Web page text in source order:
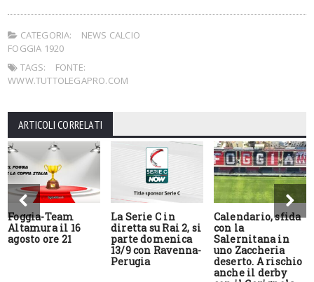
CATEGORIA:
NEWS CALCIO
FOGGIA 1920
TAGS:
FONTE:
WWW.TUTTOLEGAPRO.COM
ARTICOLI CORRELATI
Foggia-Team
Altamura il 16
agosto ore 21
La Serie C in
diretta su Rai 2, si
parte domenica
13/9 con Ravenna-
Perugia
Calendario, sfida
con la
Salernitana in
uno Zaccheria
deserto. A rischio
anche il derby